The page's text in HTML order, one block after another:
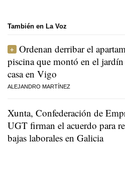
También en La Voz
Ordenan derribar el
piscina que montó en el jardín
casa en Vigo
ALEJANDRO MARTÍNEZ
Xunta, Confederación de
UGT firman el acuerdo para
bajas laborales en Galicia